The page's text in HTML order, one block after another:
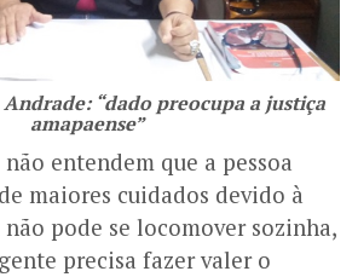
“dado preocupa a justiça
amapaense”
não entendem que a pessoa
maiores cuidados devido à
pode se locomover sozinha,
precisa fazer valer o